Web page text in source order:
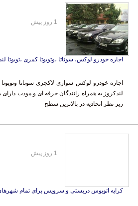
اجاره خودرو لوکس، سوناتا ،وتویوتا کمری ،تویوتا
اجاره خودرو لوکس سواری لاکچری سوناتا وتویوتا
لندکروز به همراه رانندگان حرفه ای و مودب
زیر نظر اتحادیه در بالاترین سطح
1 روز پیش
کرایه اتوبوس دربستی و سرویس برای تمام
1 روز پیش